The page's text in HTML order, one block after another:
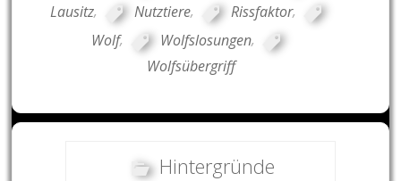
Lausitz, Nutztiere, Rissfaktor,
Wolf, Wolfslosungen,
Wolfsübergriff
Hintergründe